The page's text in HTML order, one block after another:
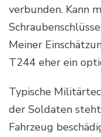
verbunden. Kann
Meiner
T244 eher ein
Typische
der Soldaten
Fahrzeug